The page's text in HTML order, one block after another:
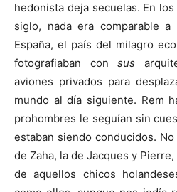
hedonista deja secuelas. En
siglo, nada era comparable
España, el país del milagro
fotografiaban consus
aviones privados para
mundo al día siguiente. Rem
prohombres le seguían sin
estaban siendo conducidos.
de Zaha, la de Jacques y
de aquellos chicos